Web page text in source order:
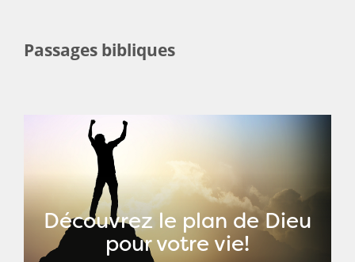
Passages bibliques
Découvrez le plan de Dieu
pour votre vie!